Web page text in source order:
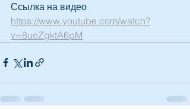
Ссылка на видео
https://www.youtube.com/watch?
v=8ueZgktA6pM